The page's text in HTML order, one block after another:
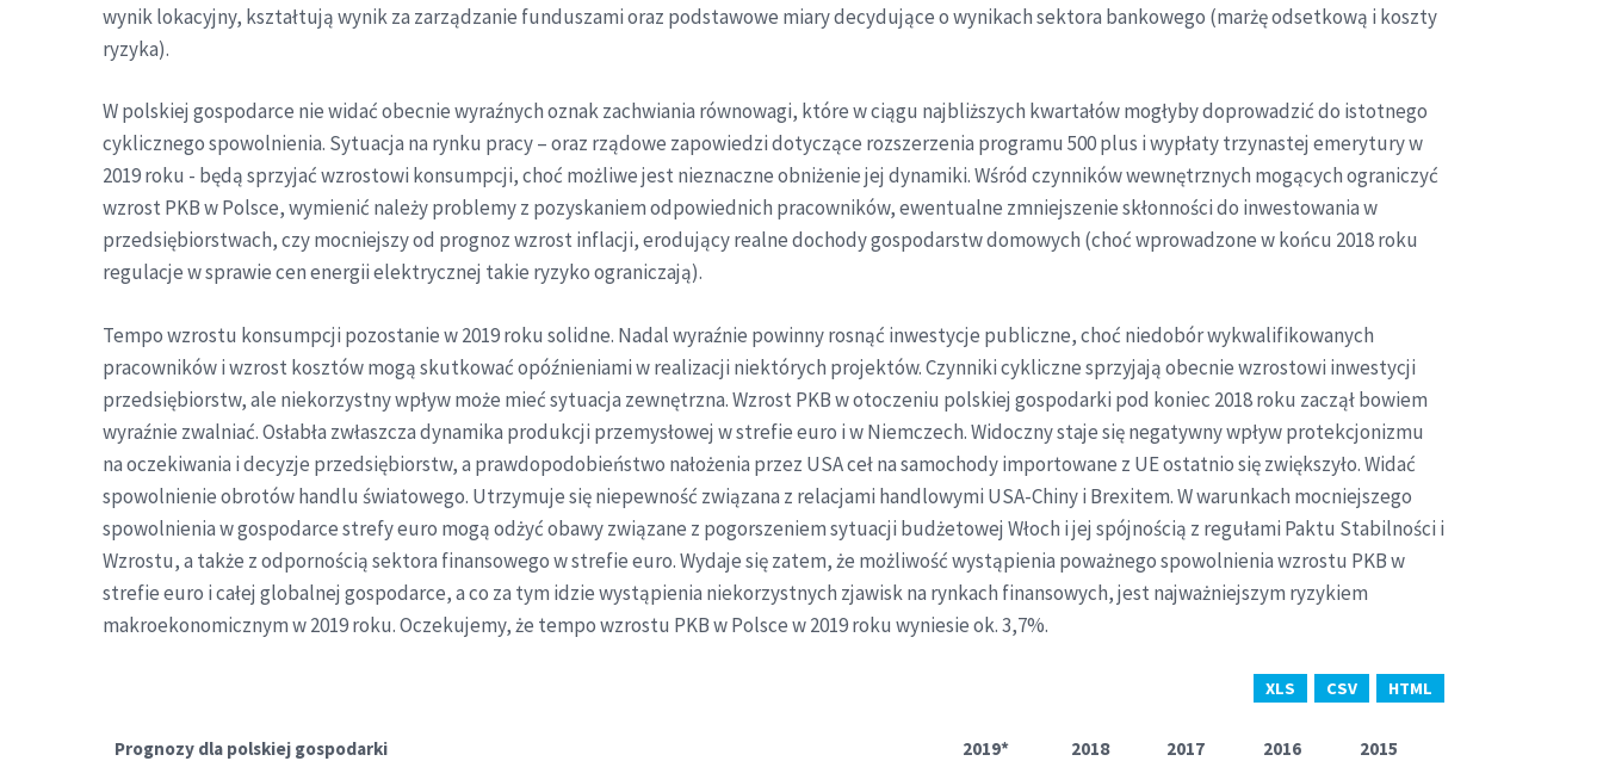
wynik lokacyjny, kształtują wynik za zarządzanie funduszami oraz podstawowe miary decydujące o wynikach sektora bankowego (marżę odsetkową i koszty
ryzyka).
W polskiej gospodarce nie widać obecnie wyraźnych oznak zachwiania równowagi, które w ciągu najbliższych kwartałów mogłyby doprowadzić do istotnego
cyklicznego spowolnienia. Sytuacja na rynku pracy – oraz rządowe zapowiedzi dotyczące rozszerzenia programu 500 plus i wypłaty trzynastej emerytury w
2019 roku - będą sprzyjać wzrostowi konsumpcji, choć możliwe jest nieznaczne obniżenie jej dynamiki. Wśród czynników wewnętrznych mogących ograniczyć
wzrost PKB w Polsce, wymienić należy problemy z pozyskaniem odpowiednich pracowników, ewentualne zmniejszenie skłonności do inwestowania w
przedsiębiorstwach, czy mocniejszy od prognoz wzrost inflacji, erodujący realne dochody gospodarstw domowych (choć wprowadzone w końcu 2018 roku
regulacje w sprawie cen energii elektrycznej takie ryzyko ograniczają).
Tempo wzrostu konsumpcji pozostanie w 2019 roku solidne. Nadal wyraźnie powinny rosnąć inwestycje publiczne, choć niedobór wykwalifikowanych
pracowników i wzrost kosztów mogą skutkować opóźnieniami w realizacji niektórych projektów. Czynniki cykliczne sprzyjają obecnie wzrostowi inwestycji
przedsiębiorstw, ale niekorzystny wpływ może mieć sytuacja zewnętrzna. Wzrost PKB w otoczeniu polskiej gospodarki pod koniec 2018 roku zaczął bowiem
wyraźnie zwalniać. Osłabła zwłaszcza dynamika produkcji przemysłowej w strefie euro i w Niemczech. Widoczny staje się negatywny wpływ protekcjonizmu
na oczekiwania i decyzje przedsiębiorstw, a prawdopodobieństwo nałożenia przez USA ceł na samochody importowane z UE ostatnio się zwiększyło. Widać
spowolnienie obrotów handlu światowego. Utrzymuje się niepewność związana z relacjami handlowymi USA-Chiny i Brexitem. W warunkach mocniejszego
spowolnienia w gospodarce strefy euro mogą odżyć obawy związane z pogorszeniem sytuacji budżetowej Włoch i jej spójnością z regułami Paktu Stabilności i
Wzrostu, a także z odpornością sektora finansowego w strefie euro. Wydaje się zatem, że możliwość wystąpienia poważnego spowolnienia wzrostu PKB w
strefie euro i całej globalnej gospodarce, a co za tym idzie wystąpienia niekorzystnych zjawisk na rynkach finansowych, jest najważniejszym ryzykiem
makroekonomicznym w 2019 roku. Oczekujemy, że tempo wzrostu PKB w Polsce w 2019 roku wyniesie ok. 3,7%.
XLS CSV HTML
Prognozy dla polskiej gospodarki 2019* 2018 2017 2016
2015